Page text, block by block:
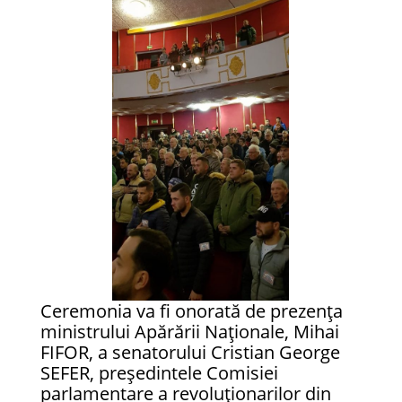
Ceremonia va fi onorată de prezența
ministrului Apărării Naționale, Mihai
FIFOR, a senatorului Cristian George
SEFER, președintele Comisiei
parlamentare a revoluționarilor din